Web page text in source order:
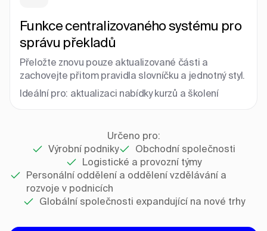
Funkce centralizovaného systému pro
správu překladů
Přeložte znovu pouze aktualizované části a
zachovejte přitom pravidla slovníčku a jednotný styl.
Ideální pro: aktualizaci nabídky kurzů a školení
Určeno pro:
Výrobní podniky
Obchodní společnosti
Logistické a provozní týmy
Personální oddělení a oddělení vzdělávání a
rozvoje v podnicích
Globální společnosti expandující na nové trhy